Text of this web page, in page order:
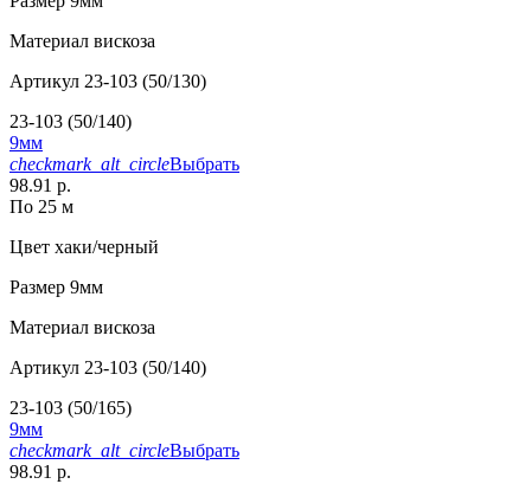
Материал вискоза
Артикул 23-103 (50/130)
23-103 (50/140)
9мм
checkmark_alt_circleВыбрать
98.91 р.
По 25 м
Цвет хаки/черный
Размер 9мм
Материал вискоза
Артикул 23-103 (50/140)
23-103 (50/165)
9мм
checkmark_alt_circleВыбрать
98.91 р.